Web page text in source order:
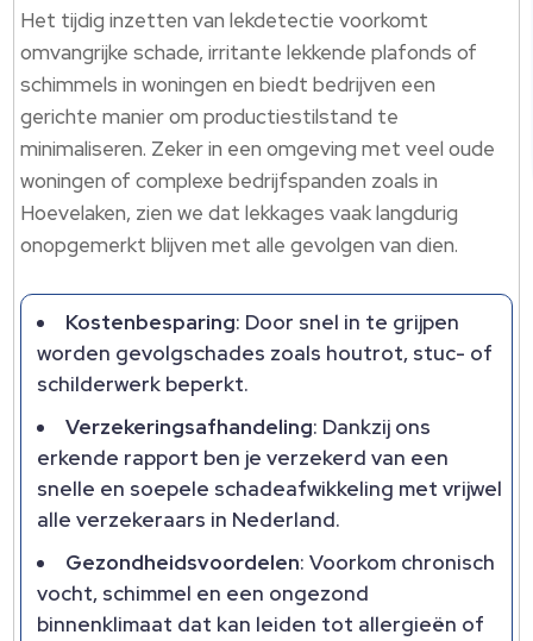
Het tijdig inzetten van lekdetectie voorkomt
omvangrijke schade, irritante lekkende plafonds of
schimmels in woningen en biedt bedrijven een
gerichte manier om productiestilstand te
minimaliseren.​ Zeker in een omgeving met veel oude
woningen of complexe bedrijfspanden zoals in
Hoevelaken, zien we dat lekkages vaak langdurig
onopgemerkt blijven met alle gevolgen van dien.​
Kostenbesparing: Door snel in te grijpen
worden gevolgschades zoals houtrot, stuc- of
schilderwerk beperkt.​
Verzekeringsafhandeling: Dankzij ons
erkende rapport ben je verzekerd van een
snelle en soepele schadeafwikkeling met vrijwel
alle verzekeraars in Nederland.​
Gezondheidsvoordelen: Voorkom chronisch
vocht, schimmel en een ongezond
binnenklimaat dat kan leiden tot allergieën of